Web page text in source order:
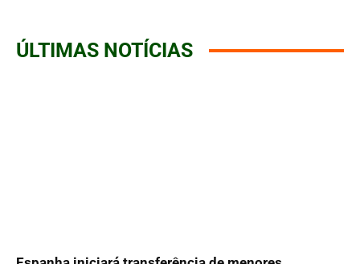
ÚLTIMAS NOTÍCIAS